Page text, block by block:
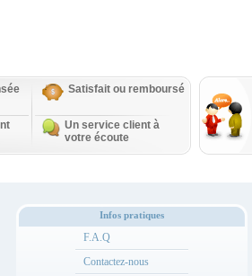
Satisfait ou remboursé
Un service client à
votre écoute
Infos pratiques
F.A.Q
Contactez-nous